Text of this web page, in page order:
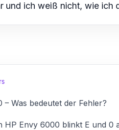
und ich weiß nicht, wie ich
Was bedeutet der Fehler?
Envy 6000 blinkt E und 0